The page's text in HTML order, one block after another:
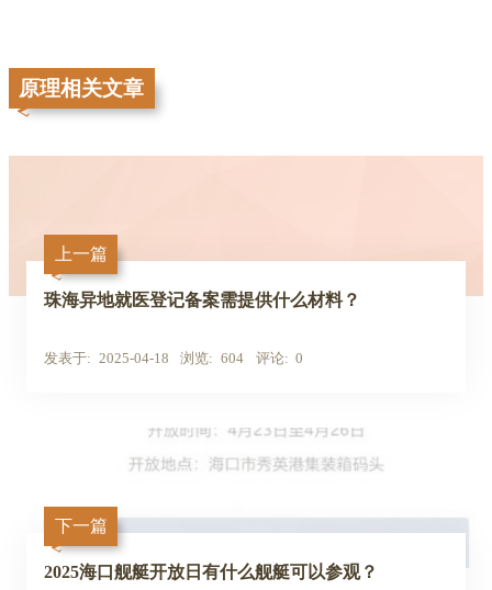
原理相关文章
上一篇
珠海异地就医登记备案需提供什么材料？
发表于 2025-04-18 浏览 604 评论 0
下一篇
2025海口舰艇开放日有什么舰艇可以参观？